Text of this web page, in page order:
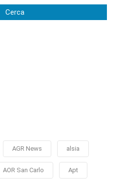
Cerca
AGR News alsia
AOR San Carlo Apt